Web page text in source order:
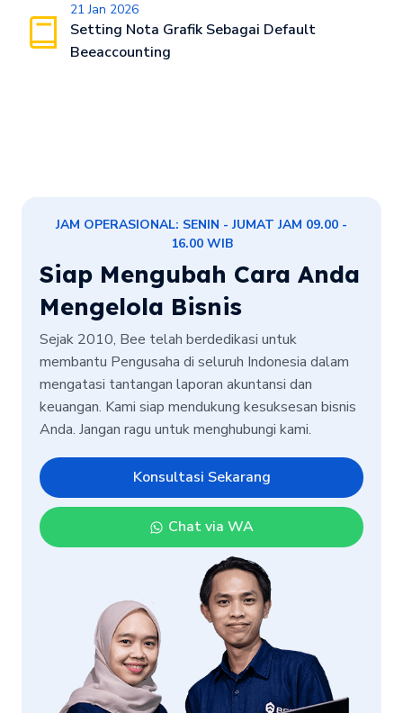
21 Jan 2026
Setting Nota Grafik Sebagai Default
Beeaccounting
JAM OPERASIONAL: SENIN - JUMAT JAM 09.00 -
16.00 WIB
Siap Mengubah Cara Anda
Mengelola Bisnis
Sejak 2010, Bee telah berdedikasi untuk
membantu Pengusaha di seluruh Indonesia dalam
mengatasi tantangan laporan akuntansi dan
keuangan. Kami siap mendukung kesuksesan bisnis
Anda. Jangan ragu untuk menghubungi kami.
Konsultasi Sekarang
Chat via WA